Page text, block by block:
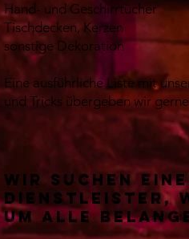
Hand- und Geschirrtücher
Tischdecken, Kerzen
sonstige Dekoration
Eine ausführliche Liste mit
und Tricks übergeben wir
Wir suchen
Dienstleister,
um alle